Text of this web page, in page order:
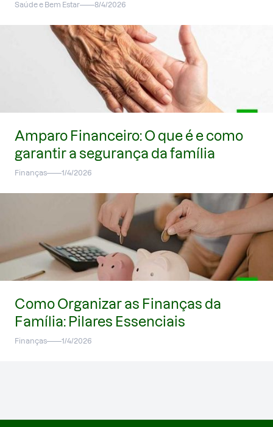
Saúde e Bem Estar 8/4/2026
Amparo Financeiro: O que é e como
garantir a segurança da família
Finanças 1/4/2026
Como Organizar as Finanças da
Família: Pilares Essenciais
Finanças 1/4/2026